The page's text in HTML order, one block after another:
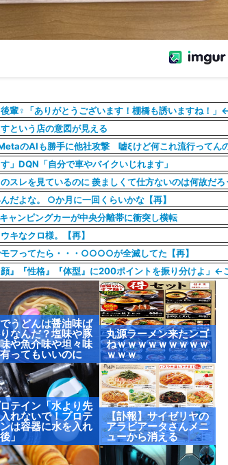
輩♀「ありがとうございます！棚橋も誘いますね！」
という店の意図が見える
のAIも勝手に他社攻撃 嘘ξけど何これ流行ってん
」DQN「自分で車やバイクいじれます」
スレを見ているのに 羨ましくて仕方ないのは何故だろ
だよな。 ○か月に一回くらいかな【再】
ャンピングカーが中央分離帯に衝突し横転
キなクロ様。【再】
フってたら・・・○○○○が全滅してた【再】
』『性格』『体型』に200ポイントを振り分けよ」←
うどんは醤油味ば
なんだ？塩味や豚
や魚介味や坦々味
ってもいいのに
丸源ラーメン来たンゴ
ねｗｗｗｗｗｗｗｗｗ
ｗｗｗ
テイン「水より先
れないで！プロテ
は容器に水を入れ
」
【訃報】サイゼリヤの
アラビアータさんメニ
ューから消える